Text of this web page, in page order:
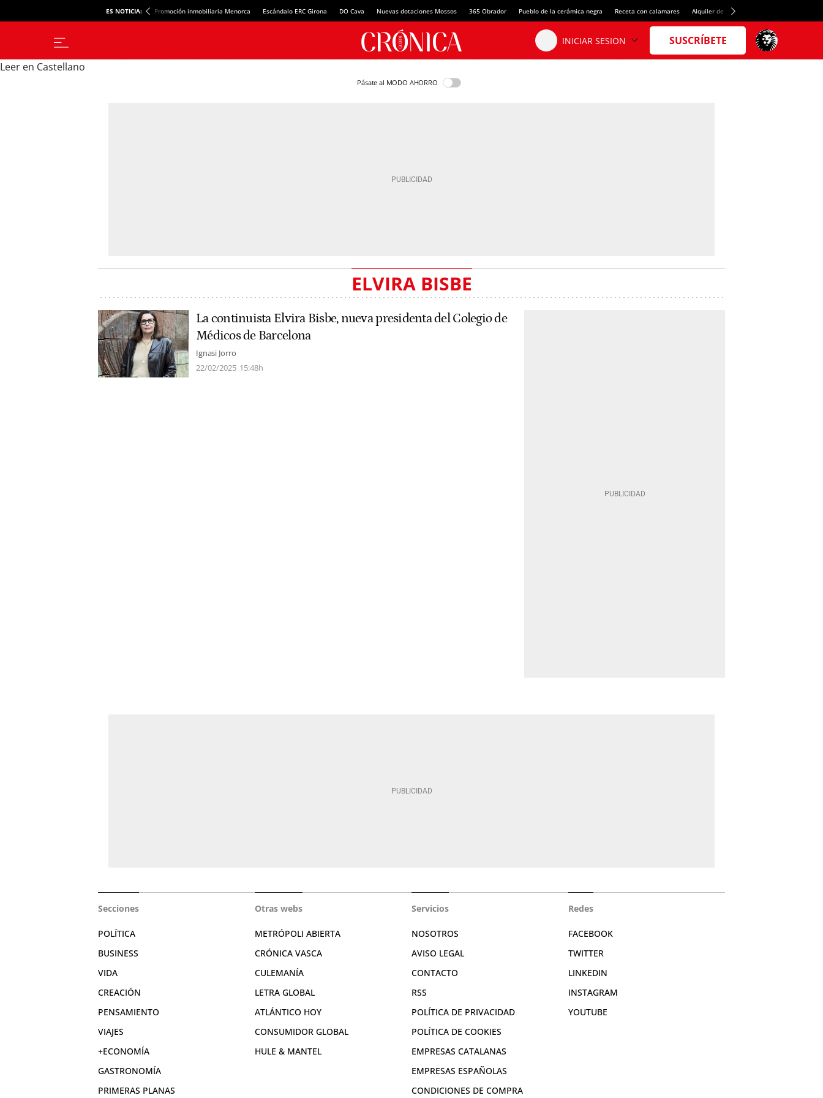
ES NOTICIA: Promoción inmobiliaria Menorca Escándalo ERC Girona DO Cava Nuevas dotaciones Mossos 365 Obrador Pueblo de la cerámica negra Receta con calamares Alquiler de habitaciones en España
Leer en Castellano
Pásate al MODO AHORRO
ELVIRA BISBE
La continuista Elvira Bisbe, nueva presidenta del Colegio de
Médicos de Barcelona
Ignasi Jorro
22/02/2025 15:48h
Secciones
POLÍTICA
BUSINESS
VIDA
CREACIÓN
PENSAMIENTO
VIAJES
+ECONOMÍA
GASTRONOMÍA
PRIMERAS PLANAS
Otras webs
METRÓPOLI ABIERTA
CRÓNICA VASCA
CULEMANÍA
LETRA GLOBAL
ATLÁNTICO HOY
CONSUMIDOR GLOBAL
HULE & MANTEL
Servicios
NOSOTROS
AVISO LEGAL
CONTACTO
RSS
POLÍTICA DE PRIVACIDAD
POLÍTICA DE COOKIES
EMPRESAS CATALANAS
EMPRESAS ESPAÑOLAS
CONDICIONES DE COMPRA
Redes
FACEBOOK
TWITTER
LINKEDIN
INSTAGRAM
YOUTUBE